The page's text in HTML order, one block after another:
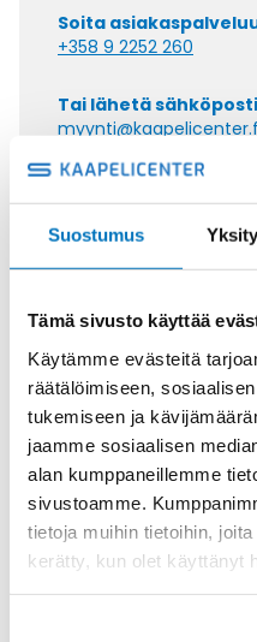
Suostumus
Tämä sivusto käyttää
Käytämme evästeitä
räätälöimiseen,
tukemiseen ja
jaamme sosiaalisen
alan kumppaneillemme
sivustoamme.
tietoja muihin tietoihin,
kerätty, kun olet käyttänyt
Soita
+358 9 2252 260
Tai lähetä
Saman kaapelin eri